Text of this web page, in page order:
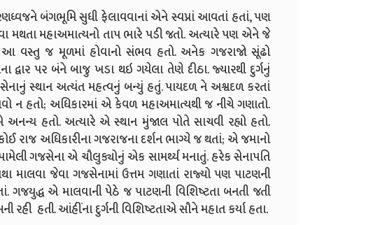
બંગભૂમિ સુધી ફેલાવવાનાં એને સ્વપ્નાં આવતાં હતાં, પણ
મથતા મહાઅમાત્યનો તાપ ભારે પડી જતો. અત્યારે પણ એને જે
આ વસ્તુ જ મૂળમાં હોવાનો સંભવ હતો. અનેક ગજરાજો સૂંઢો
દ્વાર પર બંને બાજુ ખડા થઇ ગયેલા તેણે દીઠા. જ્યારથી દુર્ગનું
સ્થાન અત્યંત મહત્વનું બન્યું હતું. પાયદળ ને અશ્વદળ કરતાં
ન હતો; અધિકારમાં એ કેવળ મહાઅમાત્યથી જ નીચે ગણાતો.
હતો. અત્યારે એ સ્થાન મુંજાલ પોતે સાચવી રહ્યો હતો.
રાજ અધિકારીના ગજરાજના દર્શન ભાગ્યે જ થતાં; એ જમાનો
ગજસેના એ ચૌલુક્યોનું એક સામર્થ્ય મનાતું. હરેક સેનાપતિ
માલવા જેવા ગજસેનામાં ઉત્તમ ગણાતાં રાજ્યો પણ પાટણની
ગજયુદ્ધ એ માલવાની પેઠે જ પાટણની વિશિષ્ટતા બનતી જતી
હતી. આંહીંના દુર્ગની વિશિષ્ટતાએ સૌને મહાત કર્યા હતા.